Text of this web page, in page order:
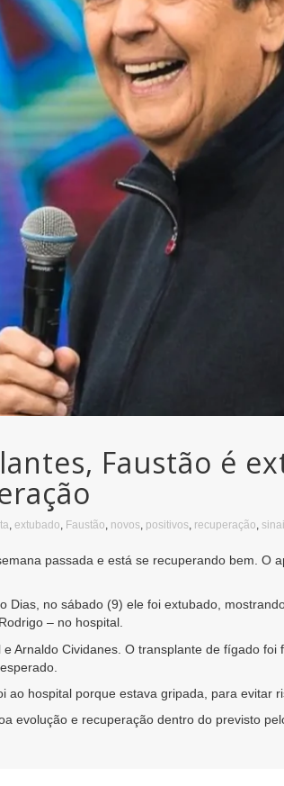
Faustão é
, extubado, Faustão, novos, positivos, recuperação,
passada e está se recuperando bem.
Dias, no sábado (9) ele foi extubado,
– no hospital.
Arnaldo Cividanes. O transplante de fígado
ao hospital porque estava gripada, para evitar
evolução e recuperação dentro do previsto